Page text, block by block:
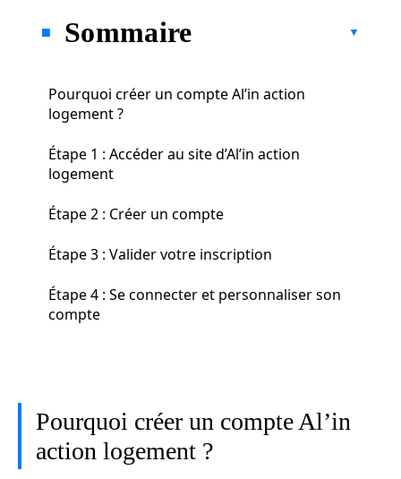
Sommaire
Pourquoi créer un compte Al’in action
logement ?
Étape 1 : Accéder au site d’Al’in action
logement
Étape 2 : Créer un compte
Étape 3 : Valider votre inscription
Étape 4 : Se connecter et personnaliser son
compte
Pourquoi créer un compte Al’in
action logement ?